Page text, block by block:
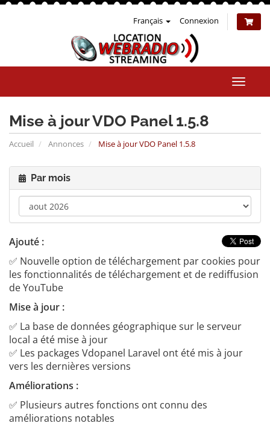
Français Connexion
la
Mise à jour VDO Panel 1.5.8
Accueil Annonces Mise à jour VDO Panel 1.5.8
Par mois
Ajouté :
✅ Nouvelle option de téléchargement par cookies pour
les fonctionnalités de téléchargement et de rediffusion
de YouTube
Mise à jour :
✅ La base de données géographique sur le serveur
local a été mise à jour
✅ Les packages Vdopanel Laravel ont été mis à jour
vers les dernières versions
Améliorations :
✅ Plusieurs autres fonctions ont connu des
améliorations notables